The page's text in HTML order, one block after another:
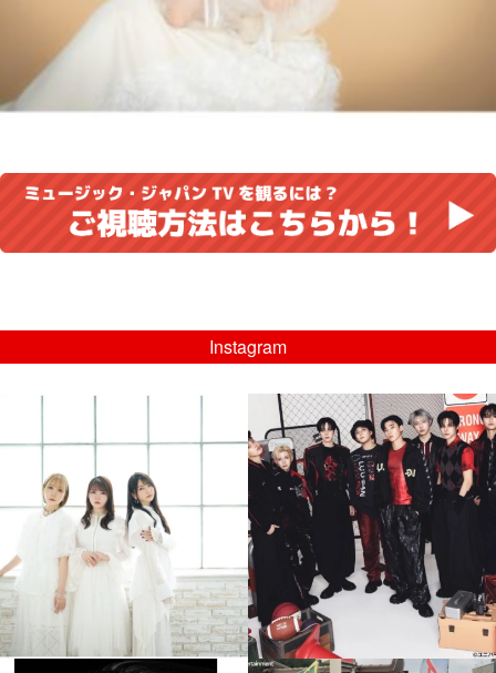
Instagram
...
8月 4
4 0
musicjapantv
💡08/05(水)23:00特番放送！
...
8月 4
4 0